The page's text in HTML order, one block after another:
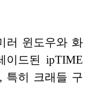
러 윈도우와 화
이드된 ipTIME
특히 크래들 구